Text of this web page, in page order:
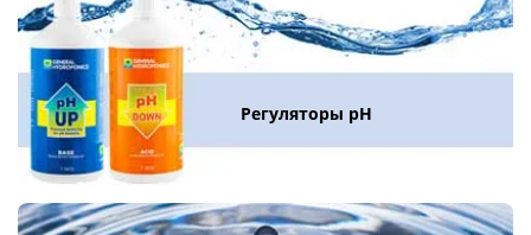
Регуляторы pH